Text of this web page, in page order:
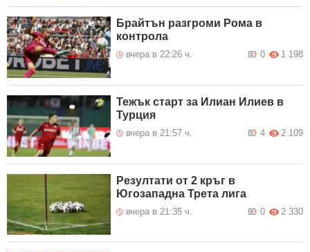
Брайтън разгроми Рома в
контрола
вчера в 22:26 ч. 1 198
0
Тежък старт за Илиан Илиев в
Турция
вчера в 21:57 ч. 2 109
4
Резултати от 2 кръг в
Югозападна Трета лига
вчера в 21:35 ч. 2 330
0